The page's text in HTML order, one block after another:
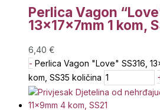
Perlica Vagon
13x17x7mm 1 kom,
6,40 €
- Perlica Vagon "Love" SS316,
kom, SS35 količina